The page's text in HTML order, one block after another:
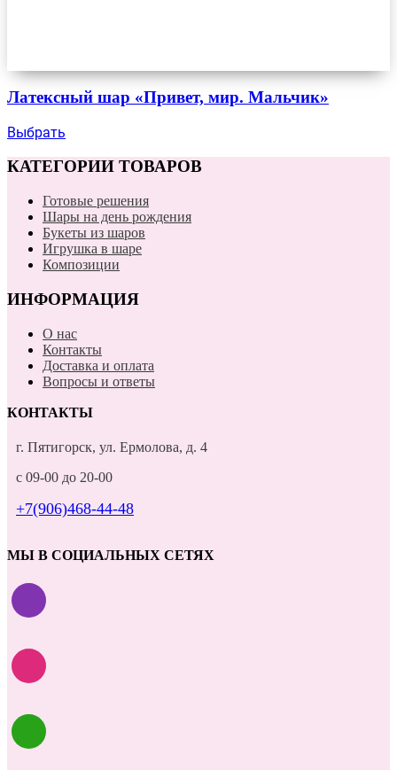
Латексный шар «Привет, мир. Мальчик»
Выбрать
КАТЕГОРИИ ТОВАРОВ
Готовые решения
Шары на день рождения
Букеты из шаров
Игрушка в шаре
Композиции
ИНФОРМАЦИЯ
О нас
Контакты
Доставка и оплата
Вопросы и ответы
КОНТАКТЫ
г. Пятигорск, ул. Ермолова, д. 4
с 09-00 до 20-00
+7(906)468-44-48
МЫ В СОЦИАЛЬНЫХ СЕТЯХ